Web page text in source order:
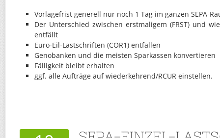
Vorlagefrist generell nur noch 1 Tag im ganzen SEPA-
Der Unterschied zwischen erstmaligem (FRST) und
entfällt
Euro-Eil-Lastschriften (COR1) entfallen
Genobanken und die meisten Sparkassen konvertieren
Fälligkeit bleibt erhalten
ggf. alle Aufträge auf wiederkehrend/RCUR einstellen.